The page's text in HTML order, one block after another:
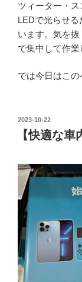
ツィーター・
LEDで光らせ
います。気を
で集中して作業
では今日はこの
投
稿
日:
2023-10-22
【快適な車